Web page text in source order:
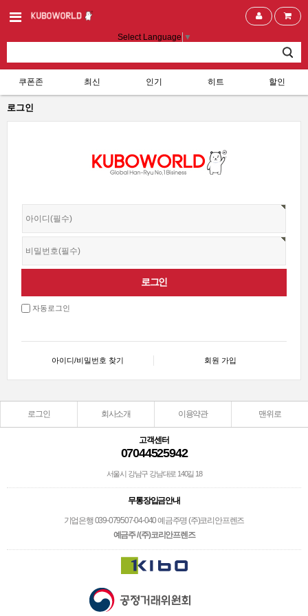
Select Language ▼
쿠폰존 최신 인기 히트 할인
로그인
자동로그인
아이디/비밀번호 찾기 회원 가입
로그인 회사소개 이용약관 맨위로
고객센터
07044525942
서울시 강남구 강남대로 140길 18
무통장입금안내
기업은행 039-079507-04-040 예금주명 (주)코리안프렌즈
예금주 / (주)코리안프렌즈